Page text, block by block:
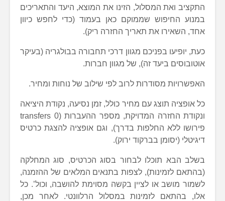
התקציב ואת המסלול, הזינו את המוצא, היעד והתאריכים
במנוע החיפוש שממוקם כאן בעמוד (כדי לחפש כיוון
אחד, השאירו את תאריך החזרה ריק).
כעת, יופיעו בפניכם מגוון דרכי תחבורה בבולגריה (בעיקר
אוטובוסים ביעד זה), של מגוון חברות.
האפשרויות מסודרות לרוב לפי שילוב של נוחות ומחיר.
כל אופציה תוצג עם מחיר כולל, זמן נסיעה, נקודת היציאה
ונקודת החזרה המדויקת, מספר ההעברות (0 transfers
פירושו ללא החלפות בדרך), וגם אופציה להצגת כרטיס
דיגיטלי (יסומן בברקוד ירוק).
בשלב הבא תוכלו לבחור בסוג הכרטיס, סוג המחלקה
(בהתאם לזמינות), לצפות בתנאים המלאים של ההזמנה,
לשמור מושב או לציין בקשה מסוימת להושבה, וכול’. כל
אלו, בהתאם לזמינות במסלול הרלוונטי. לאחר מכן,